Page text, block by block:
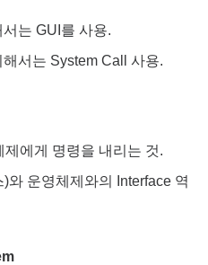
는 GUI를 사용.
서는 System Call 사용.
에게 명령을 내리는 것.
와 운영체제와의 Interface 역